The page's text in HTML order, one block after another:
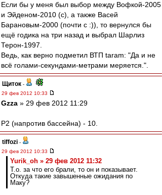
Если бы у меня был выбор между Вофкой-2005
и Эйденом-2010 (с), а также Васей
Барановым-2000 (почти с :)), то вернулся бы
ещё годика на три назад и выбрал Шарлиз
Терон-1997.
Ведь, как верно подметил ВТП taram: "Да и не
всё голами-секундами-метрами меряется.".
Щиток -
29 фев 2012 10:33
Gzza » 29 фев 2012 11:29
P2 (напротив бассейна) - 10.
tiffozi -
29 фев 2012 10:33
Yurik_oh » 29 фев 2012 11:32
Т.о. за что его брали, то он и показывает.
Откуда такие завышенные ожидания по
Маку?